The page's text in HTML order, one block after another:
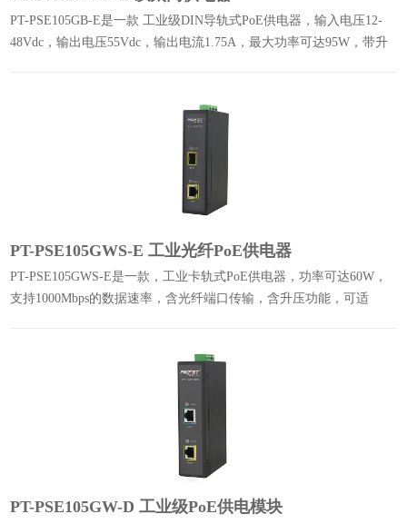
PT-PSE105GB-E是一款 工业级DIN导轨式PoE供电器，输入电压12-
48Vdc，输出电压55Vdc，输出电流1.75A，最大功率可达95W，带升
PT-PSE105GWS-E 工业光纤PoE供电器
PT-PSE105GWS-E是一款，工业卡轨式PoE供电器，功率可达60W，
支持1000Mbps的数据速率，含光纤端口传输，含升压功能，可适
PT-PSE105GW-D 工业级PoE供电模块